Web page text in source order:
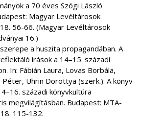
a 70 éves Szögi László
Magyar Levéltárosok
56-66. (Magyar Levéltárosok
16.)
a huszita propagandában. A
írások a 14–15. századi
In: Fábián Laura, Lovas Borbála,
Péter, Uhrin Dorottya (szerk.): A könyv
századi könyvkultúra
megvilágításban. Budapest: MTA-
115-132.